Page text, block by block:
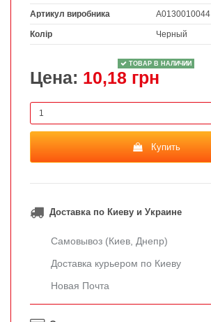
Артикул виробника A0130010044
Колір Черный
ТОВАР В НАЛИЧИИ
Цена: 10,18 грн
Купить
Доставка по Киеву и Украине
Самовывоз (Киев, Днепр)
Доставка курьером по Киеву
Новая Почта